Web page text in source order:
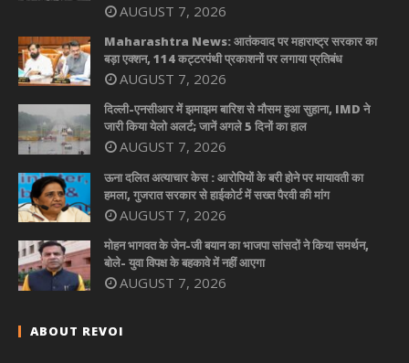
AUGUST 7, 2026
Maharashtra News: आतंकवाद पर महाराष्ट्र सरकार का
बड़ा एक्शन, 114 कट्टरपंथी प्रकाशनों पर लगाया प्रतिबंध
AUGUST 7, 2026
दिल्ली-एनसीआर में झमाझम बारिश से मौसम हुआ सुहाना, IMD ने
जारी किया येलो अलर्ट; जानें अगले 5 दिनों का हाल
AUGUST 7, 2026
ऊना दलित अत्याचार केस : आरोपियों के बरी होने पर मायावती का
हमला, गुजरात सरकार से हाईकोर्ट में सख्त पैरवी की मांग
AUGUST 7, 2026
मोहन भागवत के जेन-जी बयान का भाजपा सांसदों ने किया समर्थन,
बोले- युवा विपक्ष के बहकावे में नहीं आएगा
AUGUST 7, 2026
ABOUT REVOI